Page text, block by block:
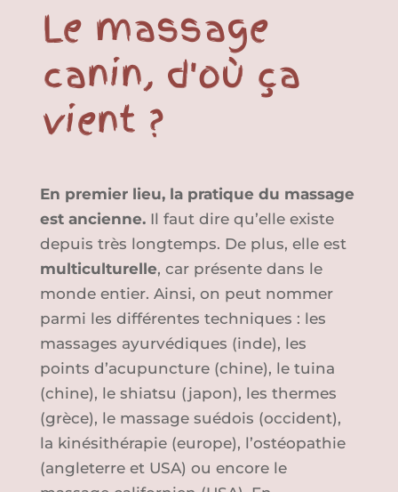
Le massage
canin, d'où ça
vient ?
En premier lieu, la pratique du massage
est ancienne.Il faut dire qu’elle existe
depuis très longtemps. De plus, elle est
multiculturelle, car présente dans le
monde entier. Ainsi, on peut nommer
parmi les différentes techniques : les
massages ayurvédiques (inde), les
points d’acupuncture (chine), le tuina
(chine), le shiatsu (japon), les thermes
(grèce), le massage suédois (occident),
la kinésithérapie (europe), l’ostéopathie
(angleterre et USA) ou encore le